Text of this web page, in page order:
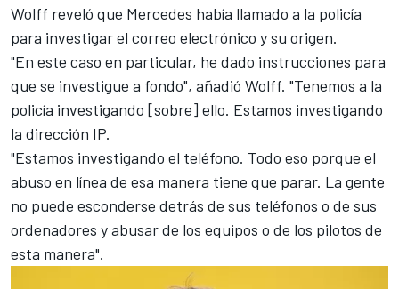
Wolff reveló que Mercedes había llamado a la policía
para investigar el correo electrónico y su origen.
"En este caso en particular, he dado instrucciones para
que se investigue a fondo", añadió Wolff. "Tenemos a la
policía investigando [sobre] ello. Estamos investigando
la dirección IP.
"Estamos investigando el teléfono. Todo eso porque el
abuso en línea de esa manera tiene que parar. La gente
no puede esconderse detrás de sus teléfonos o de sus
ordenadores y abusar de los equipos o de los pilotos de
esta manera".